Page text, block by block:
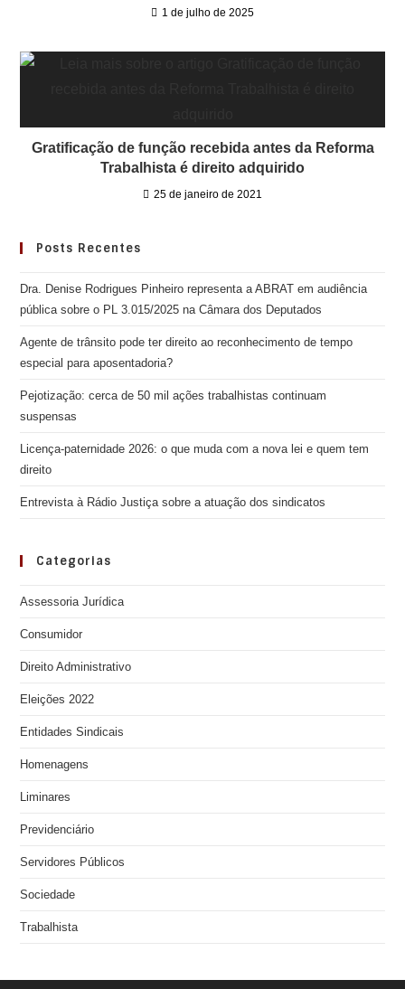
1 de julho de 2025
Gratificação de função recebida antes da Reforma
Trabalhista é direito adquirido
25 de janeiro de 2021
Posts Recentes
Dra. Denise Rodrigues Pinheiro representa a ABRAT em audiência
pública sobre o PL 3.015/2025 na Câmara dos Deputados
Agente de trânsito pode ter direito ao reconhecimento de tempo
especial para aposentadoria?
Pejotização: cerca de 50 mil ações trabalhistas continuam
suspensas
Licença-paternidade 2026: o que muda com a nova lei e quem tem
direito
Entrevista à Rádio Justiça sobre a atuação dos sindicatos
Categorias
Assessoria Jurídica
Consumidor
Direito Administrativo
Eleições 2022
Entidades Sindicais
Homenagens
Liminares
Previdenciário
Servidores Públicos
Sociedade
Trabalhista